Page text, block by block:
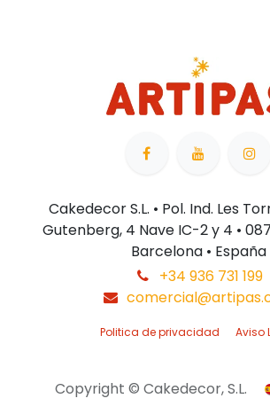
Cakedecor S.L. • Pol. Ind. Les
Gutenberg, 4 Nave IC-2 y 4 •
Barcelona • España
+34 936 731 199
Politica de privacidad Aviso
Copyright © Cakedecor, S.L.